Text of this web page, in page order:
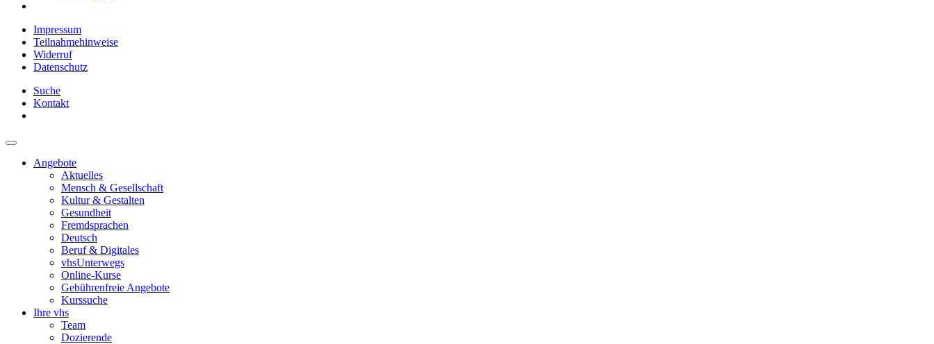
Impressum
Teilnahmehinweise
Widerruf
Datenschutz
Suche
Kontakt
Angebote
Aktuelles
Mensch & Gesellschaft
Kultur & Gestalten
Gesundheit
Fremdsprachen
Deutsch
Beruf & Digitales
vhsUnterwegs
Online-Kurse
Gebührenfreie Angebote
Kurssuche
Ihre vhs
Team
Dozierende